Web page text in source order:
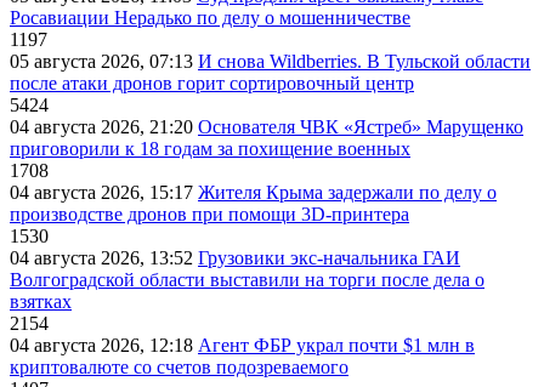
Росавиации Нерадько по делу о мошенничестве
1197
05 августа 2026, 07:13 И снова Wildberries. В Тульской области
после атаки дронов горит сортировочный центр
5424
04 августа 2026, 21:20 Основателя ЧВК «Ястреб» Марущенко
приговорили к 18 годам за похищение военных
1708
04 августа 2026, 15:17 Жителя Крыма задержали по делу о
производстве дронов при помощи 3D‑принтера
1530
04 августа 2026, 13:52 Грузовики экс-начальника ГАИ
Волгоградской области выставили на торги после дела о
взятках
2154
04 августа 2026, 12:18 Агент ФБР украл почти $1 млн в
криптовалюте со счетов подозреваемого